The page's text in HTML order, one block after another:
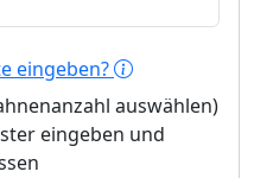
eingeben?
auswählen)
eingeben und